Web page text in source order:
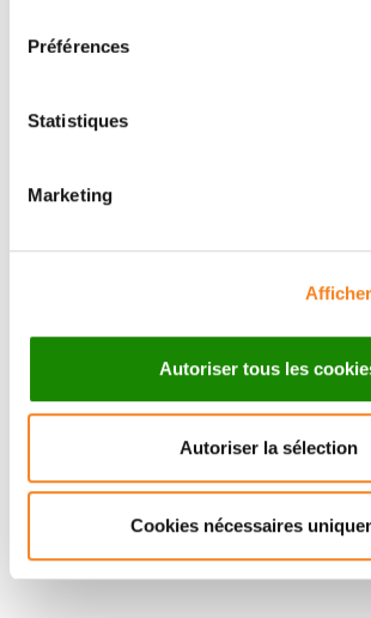
Préférences
Statistiques
Marketing
Autoriser tous les
Autoriser la sélection
Cookies nécessaires
sociaux et en vous inscrivant à
Inscrivez-vous à la
Nous contacter